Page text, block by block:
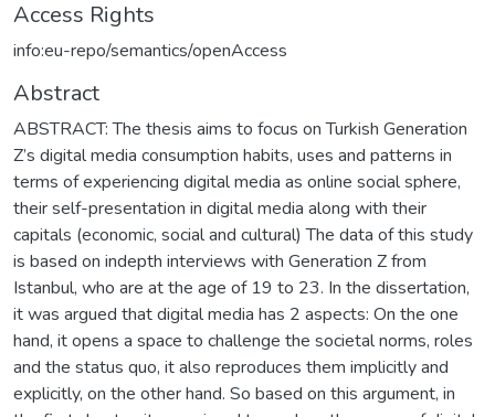
Access Rights
info:eu-repo/semantics/openAccess
Abstract
ABSTRACT: The thesis aims to focus on Turkish Generation
Z’s digital media consumption habits, uses and patterns in
terms of experiencing digital media as online social sphere,
their self-presentation in digital media along with their
capitals (economic, social and cultural) The data of this study
is based on indepth interviews with Generation Z from
Istanbul, who are at the age of 19 to 23. In the dissertation,
it was argued that digital media has 2 aspects: On the one
hand, it opens a space to challenge the societal norms, roles
and the status quo, it also reproduces them implicitly and
explicitly, on the other hand. So based on this argument, in